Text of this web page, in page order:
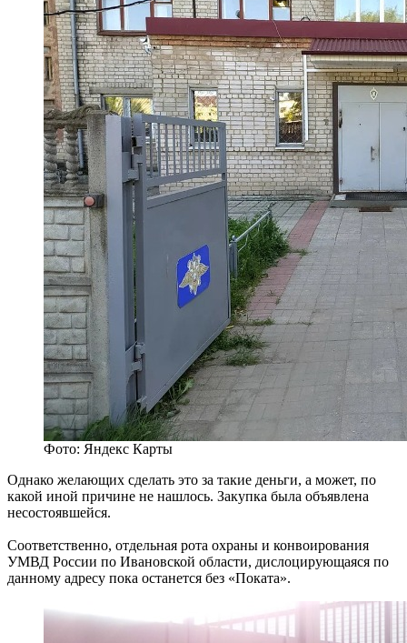
Фото: Яндекс Карты
Однако желающих сделать это за такие деньги, а может, по
какой иной причине не нашлось. Закупка была объявлена
несостоявшейся.
Соответственно, отдельная рота охраны и конвоирования
УМВД России по Ивановской области, дислоцирующаяся по
данному адресу пока останется без «Поката».